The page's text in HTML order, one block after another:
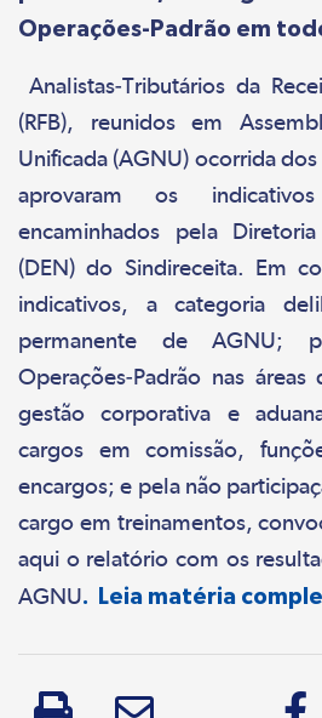
Operações-Padrão em
Analistas-Tributários da
(RFB), reunidos em
Unificada (AGNU) ocorrida
aprovaram os
encaminhados pela
(DEN) do Sindireceita. Em
indicativos, a categoria
permanente de AGNU;
Operações-Padrão nas
gestão corporativa e
cargos em comissão,
encargos; e pela não
cargo em treinamentos,
aqui o relatório com os
AGNU. Leia matéria